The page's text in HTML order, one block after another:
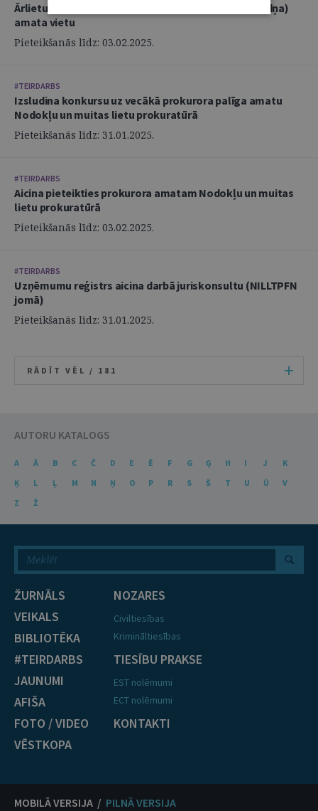
Ārlietu ministrija izsludina konkursu uz jurista (ierēdņa)
amata vietu
Pieteikšanās līdz: 03.02.2025.
#TEIRDARBS
Izsludina konkursu uz vecākā prokurora palīga amatu
Nodokļu un muitas lietu prokuratūrā
Pieteikšanās līdz: 31.01.2025.
#TEIRDARBS
Aicina pieteikties prokurora amatam Nodokļu un muitas
lietu prokuratūrā
Pieteikšanās līdz: 03.02.2025.
#TEIRDARBS
Uzņēmumu reģistrs aicina darbā juriskonsultu (NILLTPFN
jomā)
Pieteikšanās līdz: 31.01.2025.
RĀDĪT VĒL / 181
AUTORU KATALOGS
A Ā B C Č D E Ē F G Ģ H I J
K
Ķ
L Ļ M N Ņ O P R S Š T U Ū
V
Z
Ž
ŽURNĀLS
VEIKALS
BIBLIOTĒKA
#TEIRDARBS
JAUNUMI
AFIŠA
FOTO / VIDEO
VĒSTKOPA
NOZARES
Civiltiesības
Krimināltiesības
TIESĪBU PRAKSE
EST nolēmumi
ECT nolēmumi
KONTAKTI
MOBILĀ VERSIJA / PILNĀ VERSIJA